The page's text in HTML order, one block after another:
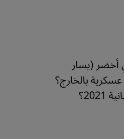
أخضر (يسار
بالخارج؟